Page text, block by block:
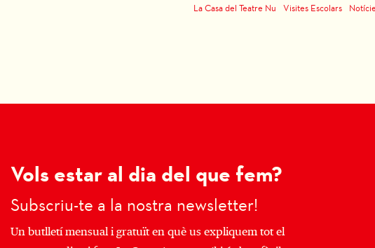
La Casa del Teatre Nu Visites Escolars
Vols estar al dia del que fem?
Subscriu-te a la nostra newsletter!
Un butlletí mensual i gratuït en què us expliquem tot el